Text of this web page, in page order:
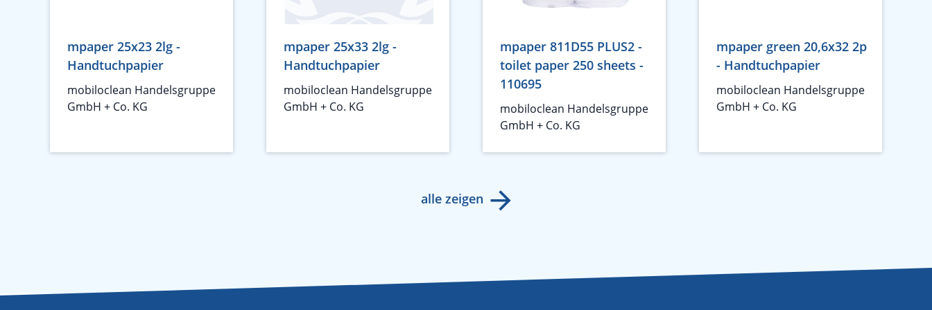
mpaper 25x23 2lg -
Handtuchpapier
mobiloclean Handelsgruppe
GmbH + Co. KG
mpaper 25x33 2lg -
Handtuchpapier
mobiloclean Handelsgruppe
GmbH + Co. KG
mpaper 811D55 PLUS2 -
toilet paper 250 sheets -
110695
mobiloclean Handelsgruppe
GmbH + Co. KG
mpaper green 20,6x32 2p
- Handtuchpapier
mobiloclean Handelsgruppe
GmbH + Co. KG
alle zeigen